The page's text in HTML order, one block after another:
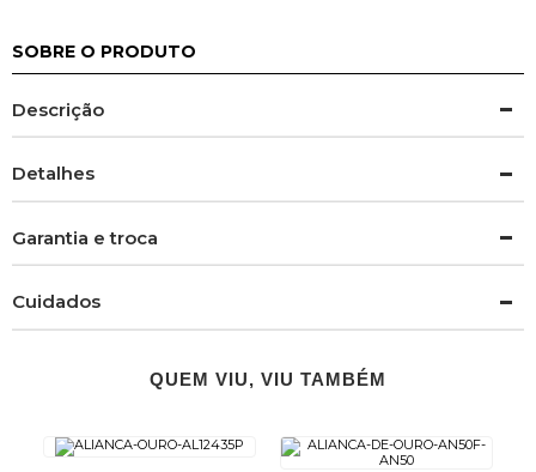
SOBRE O PRODUTO
Descrição
Detalhes
Garantia e troca
Cuidados
QUEM VIU, VIU TAMBÉM